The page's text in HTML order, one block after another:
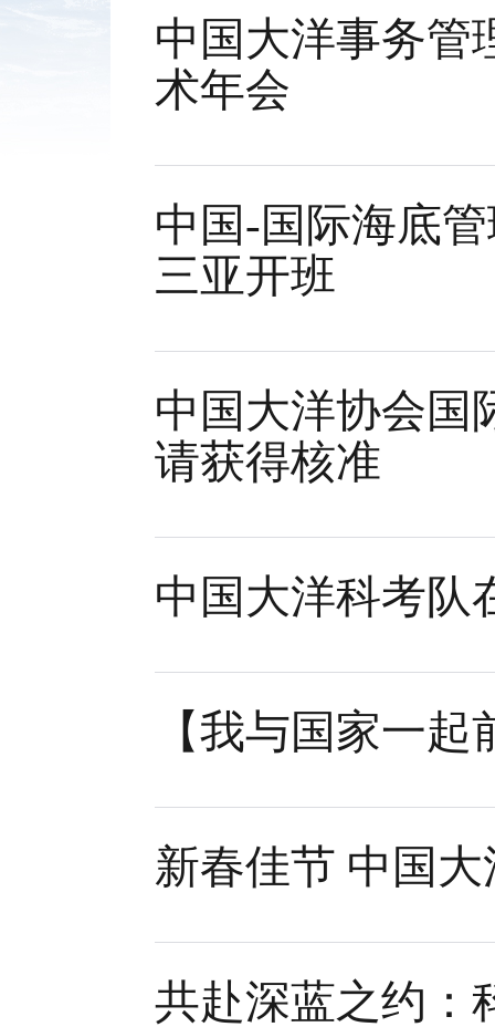
中国大洋事务管
术年会
中国-国际海底
三亚开班
中国大洋协会国
请获得核准
中国大洋科考队
【我与国家一
新春佳节 中国
共赴深蓝之约：